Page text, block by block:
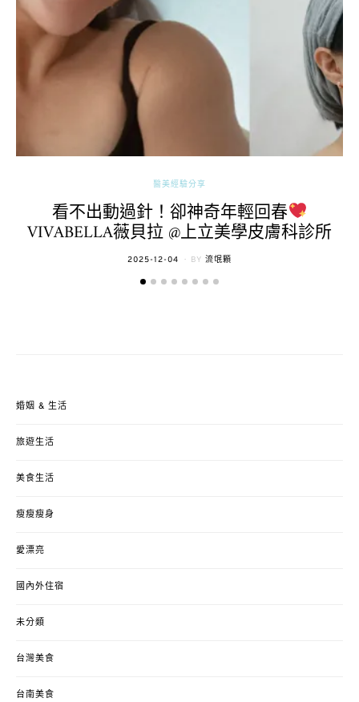
醫美經驗分享
看不出動過針！卻神奇年輕回春
VIVABELLA薇貝拉 @上立美學皮膚科診所
POSTED
2025-12-04 BY 流氓顆
婚姻 & 生活
旅遊生活
美食生活
瘦瘦瘦身
愛漂亮
國內外住宿
未分類
台灣美食
台南美食